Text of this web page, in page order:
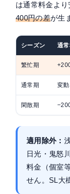
は通常料金よ
400円の差が生
シーズン 通
繁忙期
通常期 変動
閑散期
適用除外：
日光・鬼怒
料金（個室
せん。SL大